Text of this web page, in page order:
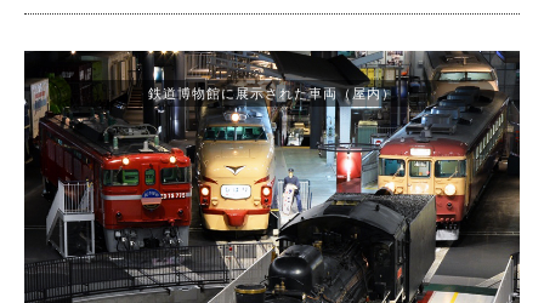
鉄道博物館に展示された車両（屋内）